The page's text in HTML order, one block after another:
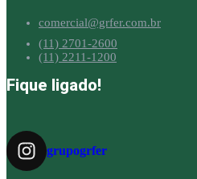
comercial@grfer.com.br
(11) 2701-2600
(11) 2211-1200
Fique ligado!
grupogrfer